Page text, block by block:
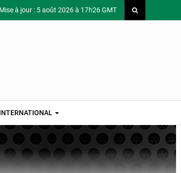
à jour : 5 août 2026 à 17h26 GMT
INTERNATIONAL